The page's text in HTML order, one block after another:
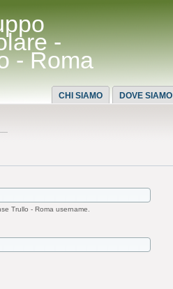
-
- Roma
CHI SIAMO DOVE SIAMO
Trullo - Roma username.